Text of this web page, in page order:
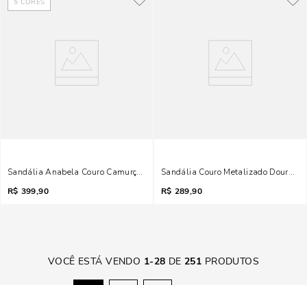
5 CORES
Sandália Anabela Couro Camurça Terracota Toe Ring
R$ 399,90
Sandália Couro Metalizado Dourado
R$ 289,90
VOCÊ ESTÁ VENDO 1-28 DE251 PRODUTOS